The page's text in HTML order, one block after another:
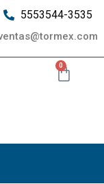
5553544-3535
0